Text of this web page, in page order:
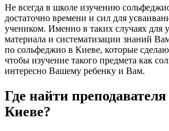
Не всегда в школе изучению
достаточно времени и сил для
учеником. Именно в таких случаях для
материала и систематизации знаний
по сольфеджио в Киеве, которые
чтобы изучение такого предмета как
интересно Вашему ребенку и Вам.
Где найти
Киеве?